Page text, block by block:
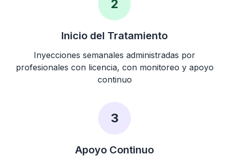
2
Inicio del Tratamiento
Inyecciones semanales administradas por
profesionales con licencia, con monitoreo y apoyo
continuo
3
Apoyo Continuo